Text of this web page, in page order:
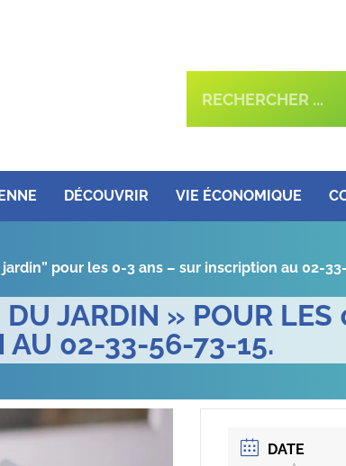
DÉCOUVRIR VIE ÉCONOMIQUE
pour les 0-3 ans – sur inscription au 02-
JARDIN » POUR LES
AU 02-33-56-73-15.
DATE